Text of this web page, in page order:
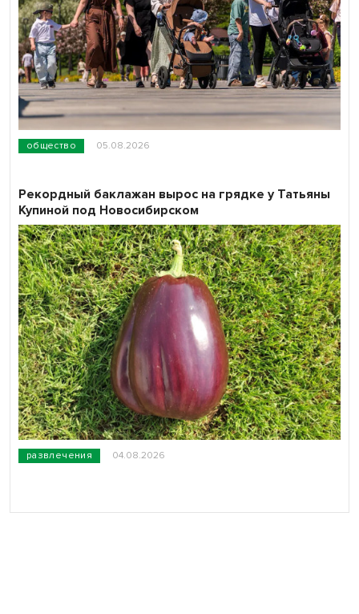
общество 05.08.2026
развлечения 04.08.2026
Рекордный баклажан вырос на грядке у Татьяны
Купиной под Новосибирском